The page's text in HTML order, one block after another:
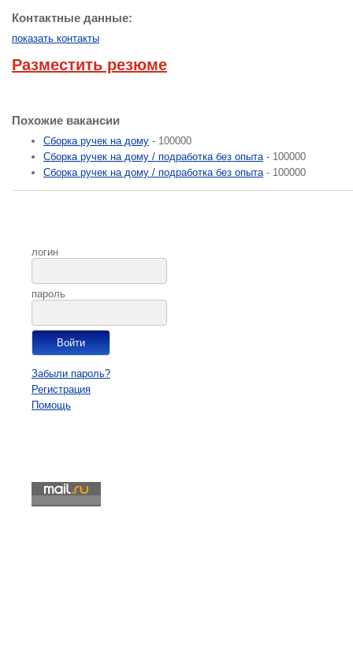
Контактные данные:
показать контакты
Разместить резюме
Похожие вакансии
Сборка ручек на дому - 100000
Сборка ручек на дому / подработка без опыта- 100000
Сборка ручек на дому / подработка без опыта- 100000
логин
пароль
Забыли пароль?
Регистрация
Помощь